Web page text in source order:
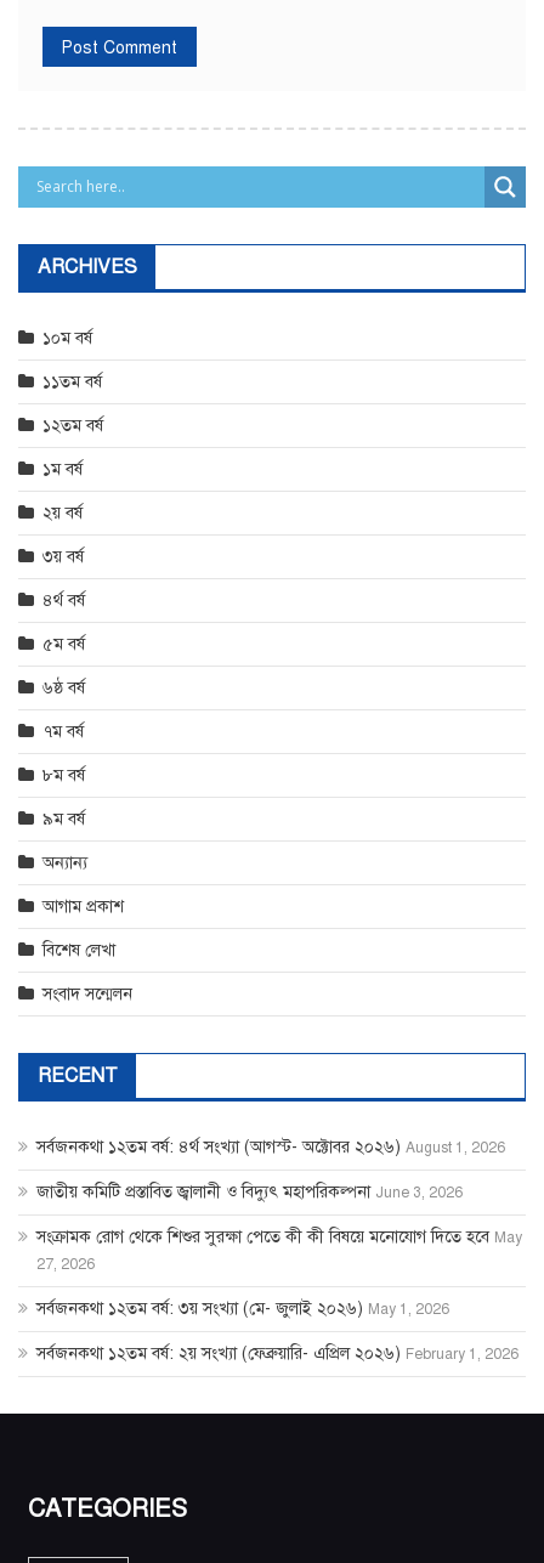
ARCHIVES
১০ম বর্ষ
১১তম বর্ষ
১২তম বর্ষ
১ম বর্ষ
২য় বর্ষ
৩য় বর্ষ
৪র্থ বর্ষ
৫ম বর্ষ
৬ষ্ঠ বর্ষ
৭ম বর্ষ
৮ম বর্ষ
৯ম বর্ষ
অন্যান্য
আগাম প্রকাশ
বিশেষ লেখা
সংবাদ সন্মেলন
RECENT
সর্বজনকথা ১২তম বর্ষ: ৪র্থ সংখ্যা (আগস্ট- অক্টোবর ২০২৬) August 1, 2026
জাতীয় কমিটি প্রস্তাবিত জ্বালানী ও বিদ্যুৎ মহাপরিকল্পনা June 3, 2026
সংক্রামক রোগ থেকে শিশুর সুরক্ষা পেতে কী কী বিষয়ে মনোযোগ দিতে হবে May
27, 2026
সর্বজনকথা ১২তম বর্ষ: ৩য় সংখ্যা (মে- জুলাই ২০২৬) May 1, 2026
সর্বজনকথা ১২তম বর্ষ: ২য় সংখ্যা (ফেব্রুয়ারি- এপ্রিল ২০২৬) February 1, 2026
CATEGORIES